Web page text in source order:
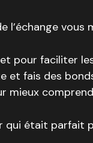
l’échange
pour faciliter
et fais des
mieux
qui était parfait